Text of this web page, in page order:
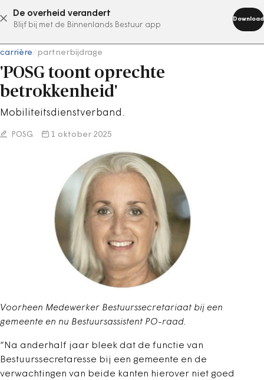
De overheid verandert
Blijf bij met de Binnenlands Bestuur app
Download
abonneer nu
carrière partnerbijdrage
'POSG toont oprechte
betrokkenheid'
Mobiliteitsdienstverband.
POSG 1 oktober 2025
Voorheen Medewerker Bestuurssecretariaat bij een
gemeente en nu Bestuursassistent PO-raad.
“Na anderhalf jaar bleek dat de functie van
Bestuurssecretaresse bij een gemeente en de
verwachtingen van beide kanten hierover niet goed